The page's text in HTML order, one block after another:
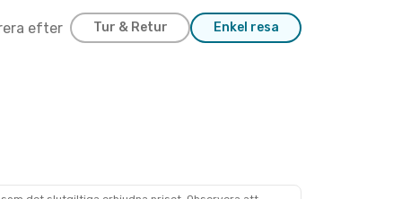
efter Tur & Retur Enkel resa